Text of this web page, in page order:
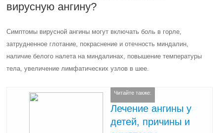
вирусную ангину?
Симптомы вирусной ангины могут включать боль в горле,
затрудненное глотание, покраснение и отечность миндалин,
наличие белого налета на миндалинах, повышение температуры
тела, увеличение лимфатических узлов в шее.
Читайте также:
Лечение ангины у
детей, причины и